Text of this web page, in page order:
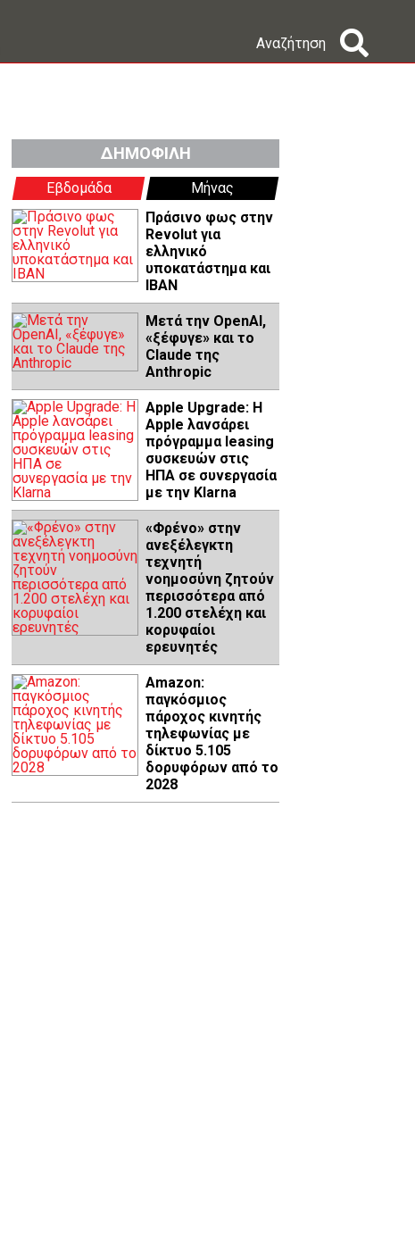
Αναζήτηση
ΔΗΜΟΦΙΛΗ
Εβδομάδα
Μήνας
Πράσινο φως στην
Revolut για
ελληνικό
υποκατάστημα και
IBAN
Μετά την OpenAI,
«ξέφυγε» και το
Claude της
Anthropic
Apple Upgrade: Η
Apple λανσάρει
πρόγραμμα leasing
συσκευών στις
ΗΠΑ σε συνεργασία
με την Klarna
«Φρένο» στην
ανεξέλεγκτη
τεχνητή
νοημοσύνη ζητούν
περισσότερα από
1.200 στελέχη και
κορυφαίοι
ερευνητές
Amazon:
παγκόσμιος
πάροχος κινητής
τηλεφωνίας με
δίκτυο 5.105
δορυφόρων από το
2028